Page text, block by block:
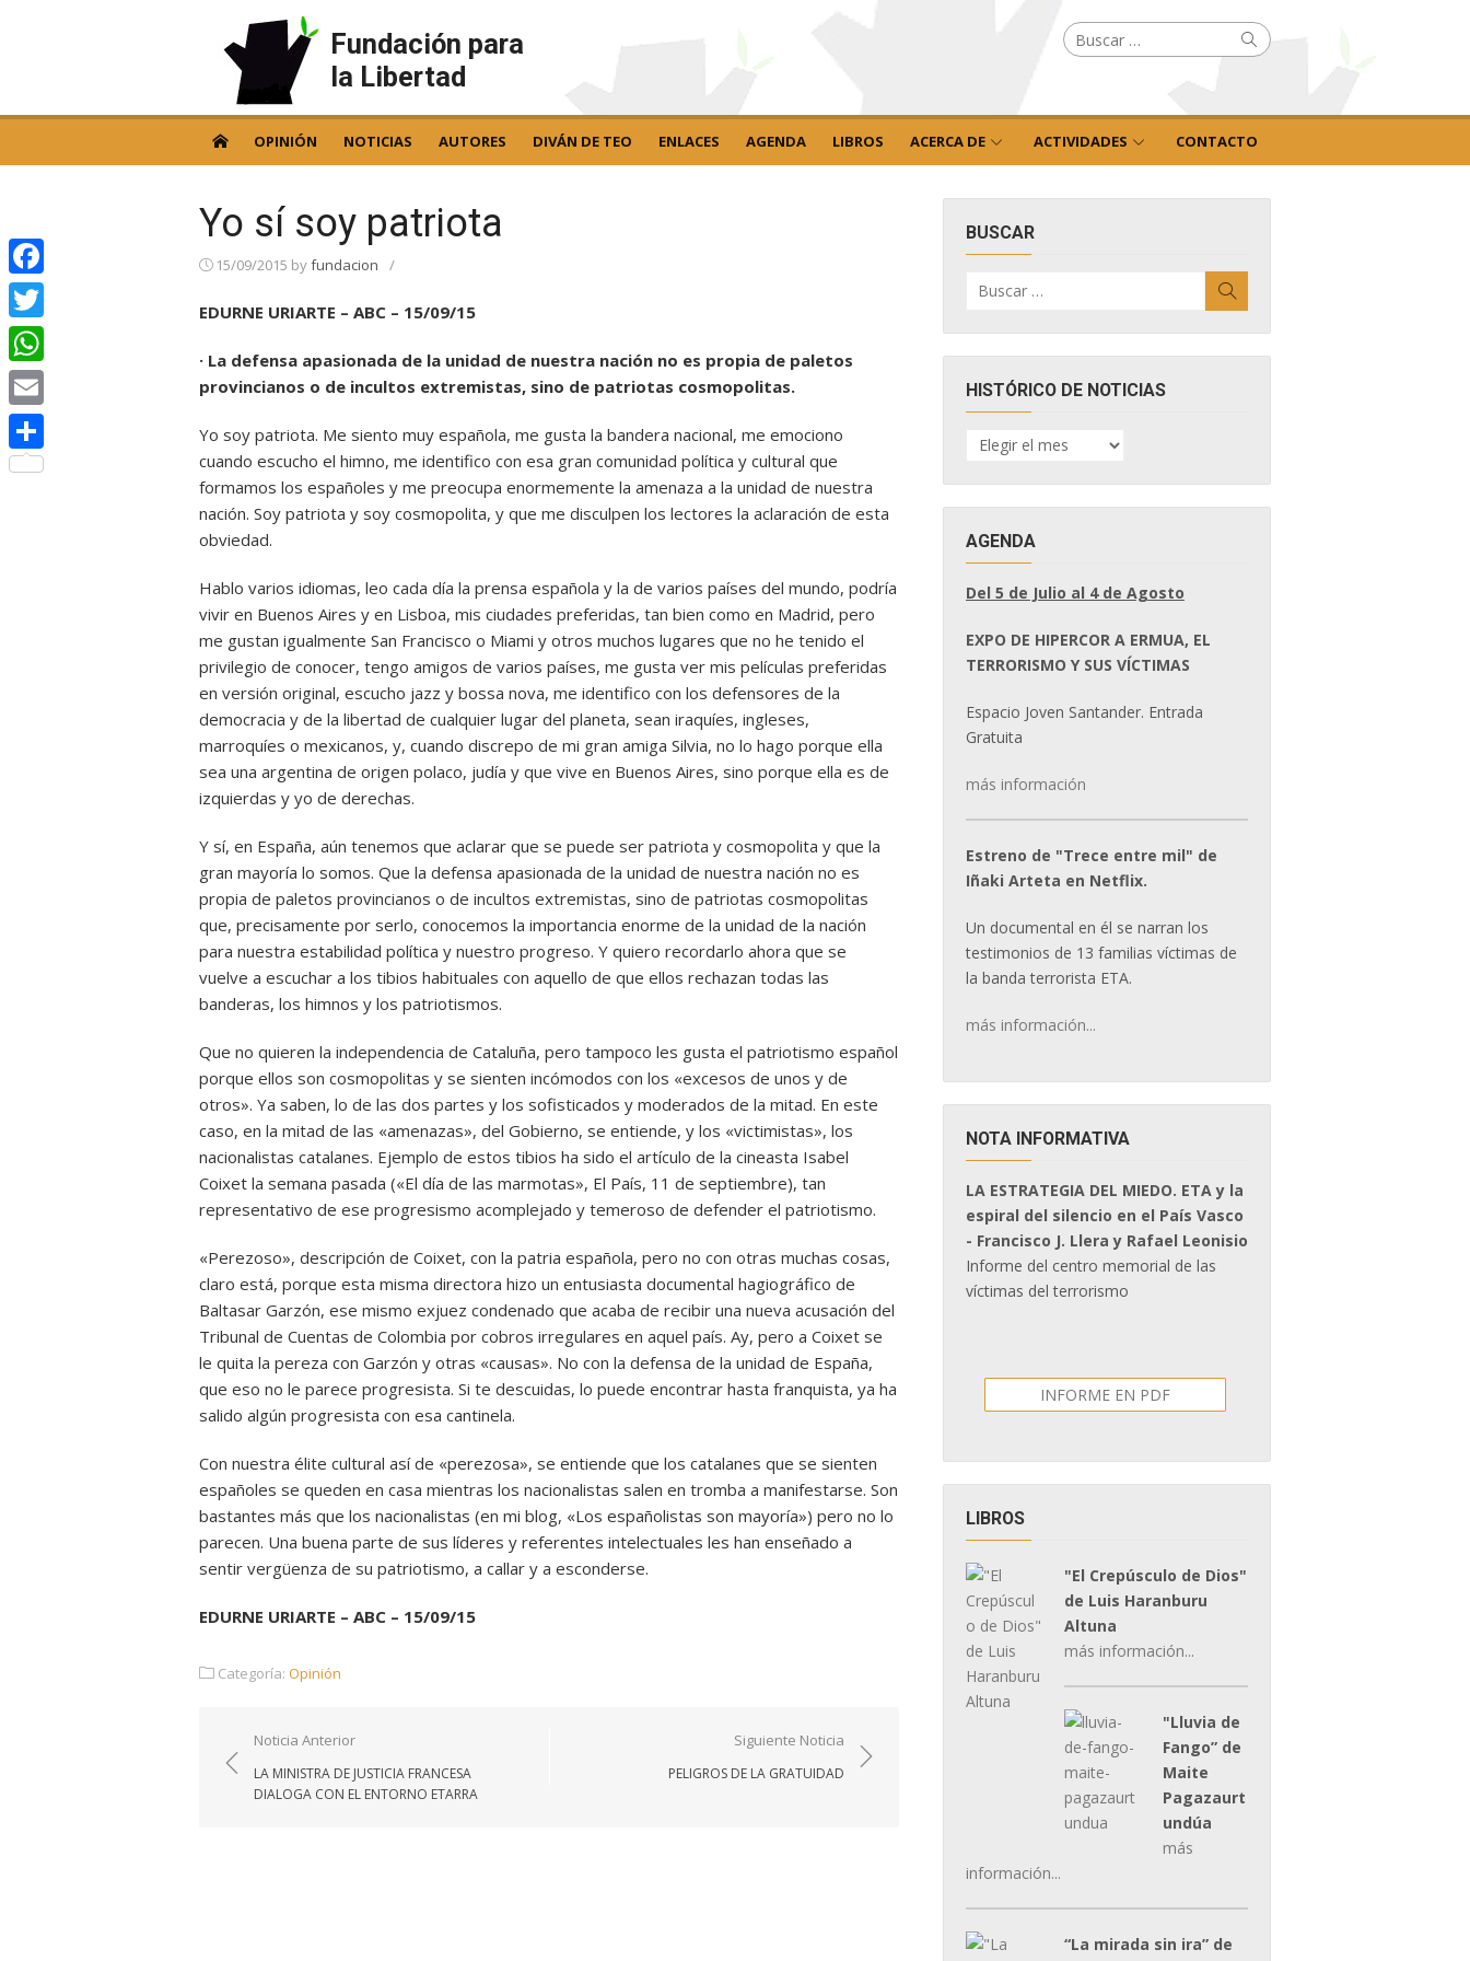
Fundación para
la Libertad
Buscar
por: Buscar
OPINIÓN NOTICIAS AUTORES DIVÁN DE TEO ENLACES AGENDA LIBROS ACERCA DE ACTIVIDADES CONTACTO
Yo sí soy patriota
15/09/2015 byfundacion /
EDURNE URIARTE – ABC – 15/09/15
· La defensa apasionada de la unidad de nuestra nación no es propia de paletos
provincianos o de incultos extremistas, sino de patriotas cosmopolitas.
Yo soy patriota. Me siento muy española, me gusta la bandera nacional, me emociono
cuando escucho el himno, me identifico con esa gran comunidad política y cultural que
formamos los españoles y me preocupa enormemente la amenaza a la unidad de nuestra
nación. Soy patriota y soy cosmopolita, y que me disculpen los lectores la aclaración de esta
obviedad.
Hablo varios idiomas, leo cada día la prensa española y la de varios países del mundo, podría
vivir en Buenos Aires y en Lisboa, mis ciudades preferidas, tan bien como en Madrid, pero
me gustan igualmente San Francisco o Miami y otros muchos lugares que no he tenido el
privilegio de conocer, tengo amigos de varios países, me gusta ver mis películas preferidas
en versión original, escucho jazz y bossa nova, me identifico con los defensores de la
democracia y de la libertad de cualquier lugar del planeta, sean iraquíes, ingleses,
marroquíes o mexicanos, y, cuando discrepo de mi gran amiga Silvia, no lo hago porque ella
sea una argentina de origen polaco, judía y que vive en Buenos Aires, sino porque ella es de
izquierdas y yo de derechas.
Y sí, en España, aún tenemos que aclarar que se puede ser patriota y cosmopolita y que la
gran mayoría lo somos. Que la defensa apasionada de la unidad de nuestra nación no es
propia de paletos provincianos o de incultos extremistas, sino de patriotas cosmopolitas
que, precisamente por serlo, conocemos la importancia enorme de la unidad de la nación
para nuestra estabilidad política y nuestro progreso. Y quiero recordarlo ahora que se
vuelve a escuchar a los tibios habituales con aquello de que ellos rechazan todas las
banderas, los himnos y los patriotismos.
Que no quieren la independencia de Cataluña, pero tampoco les gusta el patriotismo español
porque ellos son cosmopolitas y se sienten incómodos con los «excesos de unos y de
otros». Ya saben, lo de las dos partes y los sofisticados y moderados de la mitad. En este
caso, en la mitad de las «amenazas», del Gobierno, se entiende, y los «victimistas», los
nacionalistas catalanes. Ejemplo de estos tibios ha sido el artículo de la cineasta Isabel
Coixet la semana pasada («El día de las marmotas», El País, 11 de septiembre), tan
representativo de ese progresismo acomplejado y temeroso de defender el patriotismo.
«Perezoso», descripción de Coixet, con la patria española, pero no con otras muchas cosas,
claro está, porque esta misma directora hizo un entusiasta documental hagiográfico de
Baltasar Garzón, ese mismo exjuez condenado que acaba de recibir una nueva acusación del
Tribunal de Cuentas de Colombia por cobros irregulares en aquel país. Ay, pero a Coixet se
le quita la pereza con Garzón y otras «causas». No con la defensa de la unidad de España,
que eso no le parece progresista. Si te descuidas, lo puede encontrar hasta franquista, ya ha
salido algún progresista con esa cantinela.
Con nuestra élite cultural así de «perezosa», se entiende que los catalanes que se sienten
españoles se queden en casa mientras los nacionalistas salen en tromba a manifestarse. Son
bastantes más que los nacionalistas (en mi blog, «Los españolistas son mayoría») pero no lo
parecen. Una buena parte de sus líderes y referentes intelectuales les han enseñado a
sentir vergüenza de su patriotismo, a callar y a esconderse.
EDURNE URIARTE – ABC – 15/09/15
Categoría: Opinión
Navegación
de
entradas
Noticia Anterior
LA MINISTRA DE JUSTICIA FRANCESA
DIALOGA CON EL ENTORNO ETARRA
Siguiente Noticia
PELIGROS DE LA GRATUIDAD
BUSCAR
por:
HISTÓRICO DE NOTICIAS
HISTÓRICO
DE
AGENDA
Del 5 de Julio al 4 de Agosto
EXPO DE HIPERCOR A ERMUA, EL
TERRORISMO Y SUS VÍCTIMAS
Espacio Joven Santander. Entrada
Gratuita
más información
Estreno de "Trece entre mil" de
Iñaki Arteta en Netflix.
Un documental en él se narran los
testimonios de 13 familias víctimas de
la banda terrorista ETA.
más información...
NOTA INFORMATIVA
LA ESTRATEGIA DEL MIEDO. ETA y la
espiral del silencio en el País Vasco
- Francisco J. Llera y Rafael Leonisio
Informe del centro memorial de las
víctimas del terrorismo
INFORME EN PDF
LIBROS
"El Crepúsculo de Dios"
de Luis Haranburu
Altuna
más información...
"Lluvia de
Fango” de
Maite
Pagazaurt
undúa
más
información...
“La mirada sin ira” de
Facebook
Twitter
WhatsApp
Email
Compartir